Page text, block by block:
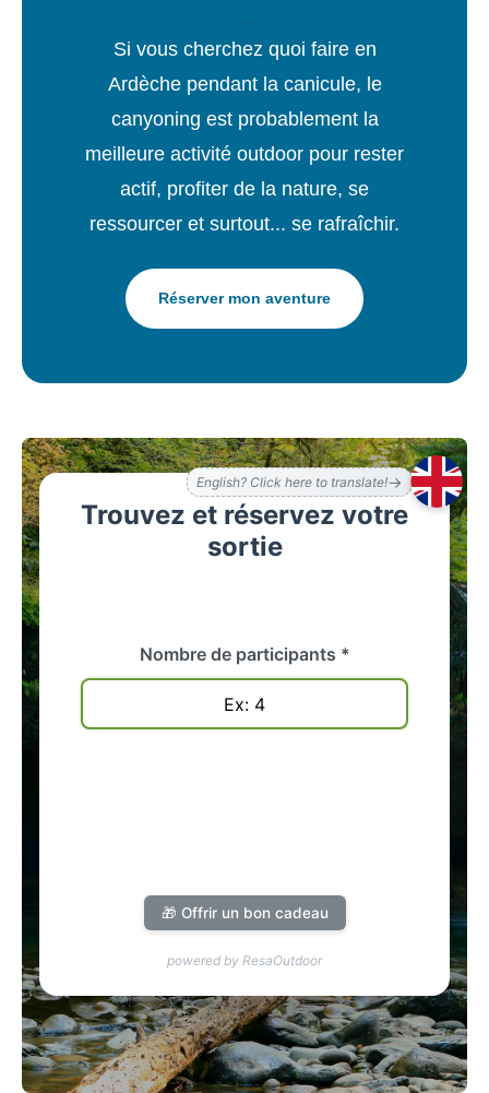
Si vous cherchez quoi faire en
Ardèche pendant la canicule, le
canyoning est probablement la
meilleure activité outdoor pour rester
actif, profiter de la nature, se
ressourcer et surtout... se rafraîchir.
Réserver mon aventure